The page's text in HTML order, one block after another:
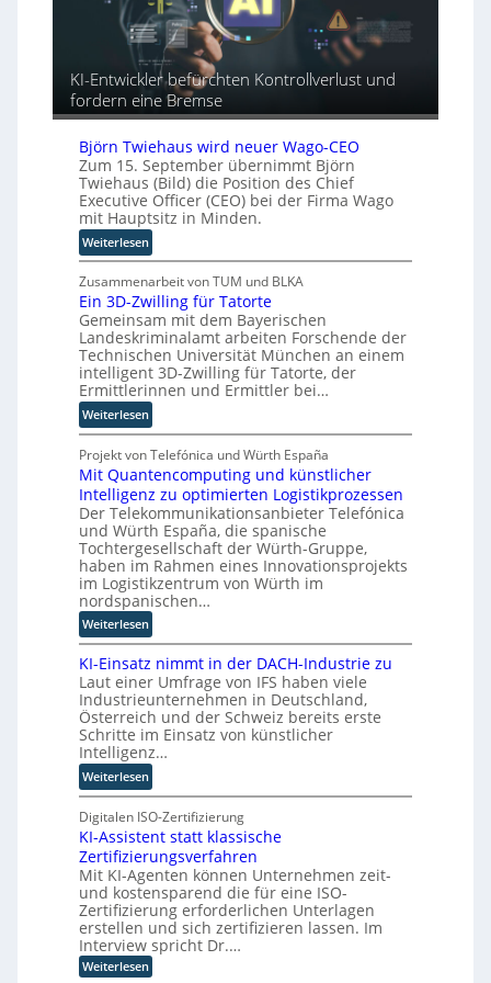
u
n
c
t
r
y
-
A
u
s
b
a
u
u
r
p
ä
i
c
h
e
n
R
o
e
r
-
H
e
r
s
t
e
l
l
e
r
n
n
a
e
A
u
o
m
a
t
i
s
e
r
u
n
g
s
l
ö
n
g
e
n
KI-Entwickler befürchten Kontrollverlust und
fordern eine Bremse
Björn Twiehaus wird neuer Wago-CEO
Zum 15. September übernimmt Björn
Twiehaus (Bild) die Position des Chief
Executive Officer (CEO) bei der Firma Wago
mit Hauptsitz in Minden.
Weiterlesen:
B
j
ö
r
n
T
w
i
e
h
a
u
s
w
i
r
d
n
e
u
r
W
a
g
o
-
C
E
O
Zusammenarbeit von TUM und BLKA
Ein 3D-Zwilling für Tatorte
Gemeinsam mit dem Bayerischen
Landeskriminalamt arbeiten Forschende der
Technischen Universität München an einem
intelligent 3D-Zwilling für Tatorte, der
Ermittlerinnen und Ermittler bei…
Weiterlesen:
E
i
n
3
D
-
Z
w
i
l
l
i
n
g
f
ü
r
T
a
t
r
t
e
Projekt von Telefónica und Würth España
Mit Quantencomputing und künstlicher
Intelligenz zu optimierten Logistikprozessen
Der Telekommunikationsanbieter Telefónica
und Würth España, die spanische
Tochtergesellschaft der Würth-Gruppe,
haben im Rahmen eines Innovationsprojekts
im Logistikzentrum von Würth im
nordspanischen…
Weiterlesen:
M
i
t
Q
u
a
n
t
e
n
c
o
m
p
u
t
i
n
KI-Einsatz nimmt in der DACH-Industrie zu
Laut einer Umfrage von IFS haben viele
Industrieunternehmen in Deutschland,
Österreich und der Schweiz bereits erste
Schritte im Einsatz von künstlicher
Intelligenz…
Weiterlesen:
K
I
-
E
i
n
s
a
t
z
Digitalen ISO-Zertifizierung
KI-Assistent statt klassische
Zertifizierungsverfahren
Mit KI-Agenten können Unternehmen zeit-
und kostensparend die für eine ISO-
Zertifizierung erforderlichen Unterlagen
erstellen und sich zertifizieren lassen. Im
Interview spricht Dr.…
Weiterlesen: